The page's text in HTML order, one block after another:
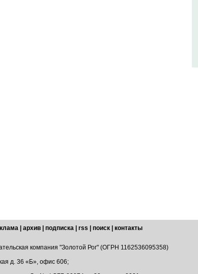
архив подписка rss поиск
контакты
компания "Золотой Рог" (ОГРН 1162536095358)
д. 36 «Б», офис 606;